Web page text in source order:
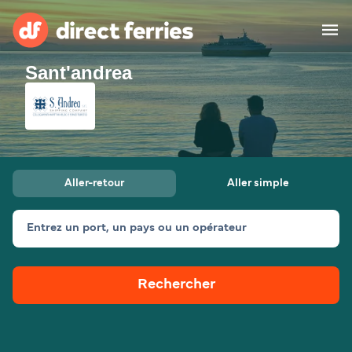
Compagnies de ferry
Pays
Billet de bateau
Traversées et ports
Canada (FR)
Mon Compte
Sant'andrea
Aller-retour Aller simple
Entrez un port, un pays ou un opérateur
Rechercher